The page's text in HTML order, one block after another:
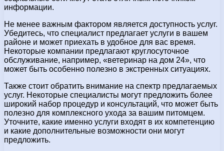
информации.
Не менее важным фактором является доступность услуг.
Убедитесь, что специалист предлагает услуги в вашем
районе и может приехать в удобное для вас время.
Некоторые компании предлагают круглосуточное
обслуживание, например, «ветеринар на дом 24», что
может быть особенно полезно в экстренных ситуациях.
Также стоит обратить внимание на спектр предлагаемых
услуг. Некоторые специалисты могут предложить более
широкий набор процедур и консультаций, что может быть
полезно для комплексного ухода за вашим питомцем.
Уточните, какие именно услуги входят в их компетенцию
и какие дополнительные возможности они могут
предложить.